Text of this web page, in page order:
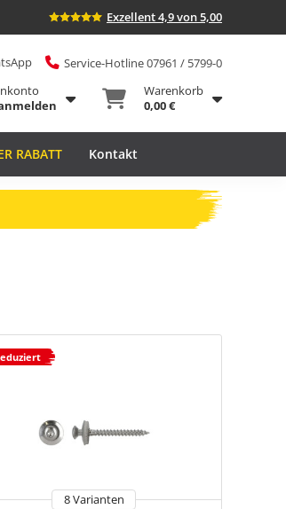
Exzellent 4,9 von 5,00
Service-Hotline 07961 / 5799-0
Warenkorb
0,00 €
RABATT Kontakt
8 Varianten